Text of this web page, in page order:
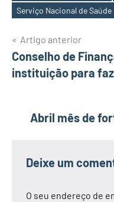
Etiquetas
Serviço Nacional de Saúde
Navegação
de
Artigo anterior
Conselho de
instituição para
Abril mês de
Deixe um
O seu endereço de